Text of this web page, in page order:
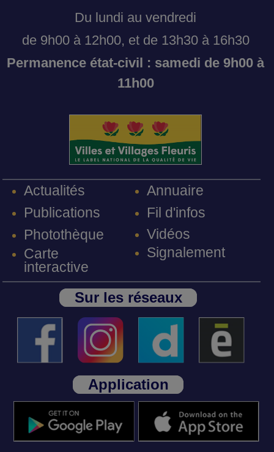
Du lundi au vendredi
de 9h00 à 12h00, et de 13h30 à 16h30
Permanence état-civil : samedi de 9h00 à
11h00
Actualités
Publications
Photothèque
Carte
interactive
Annuaire
Fil d'infos
Vidéos
Signalement
Sur les réseaux
Application